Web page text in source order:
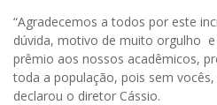
“Agradecemos a todos por este
dúvida, motivo de muito orgulho
prêmio aos nossos acadêmicos,
toda a população, pois sem vocês,
declarou o diretor Cássio.